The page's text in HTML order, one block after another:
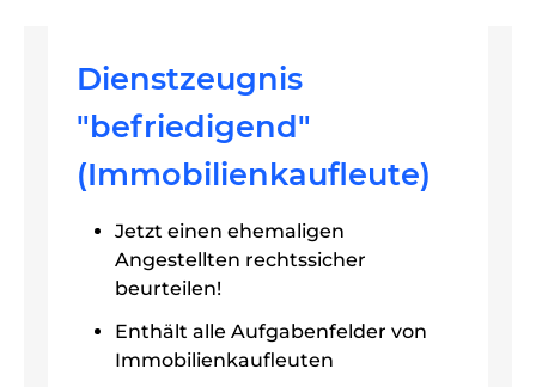
Dienstzeugnis
"befriedigend"
(Immobilienkaufleute)
Jetzt einen ehemaligen
Angestellten rechtssicher
beurteilen!
Enthält alle Aufgabenfelder von
Immobilienkaufleuten